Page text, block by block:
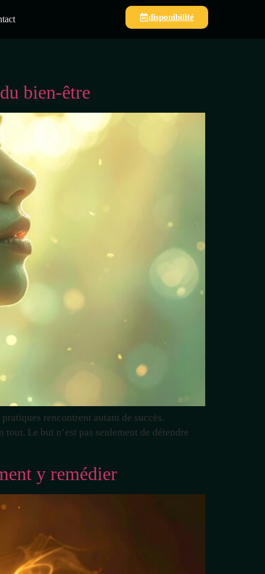
disponibilité
bien-être
rencontrent autant de succès.
Le but n’est pas seulement de détendre
y remédier